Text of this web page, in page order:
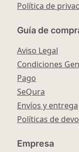
Política de
Guía de
Aviso Legal
Condiciones
Pago
SeQura
Envíos y entrega
Políticas de
Empresa